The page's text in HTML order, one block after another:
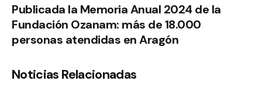
Publicada la Memoria Anual 2024 de la
Fundación Ozanam: más de 18.000
personas atendidas en Aragón
Noticias Relacionadas